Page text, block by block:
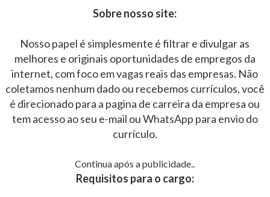
Sobre nosso site:
Nosso papel é simplesmente é filtrar e divulgar as
melhores e originais oportunidades de empregos da
internet, com foco em vagas reais das empresas. Não
coletamos nenhum dado ou recebemos currículos, você
é direcionado para a pagina de carreira da empresa ou
tem acesso ao seu e-mail ou WhatsApp para envio do
currículo.
Continua após a publicidade..
Requisitos para o cargo: